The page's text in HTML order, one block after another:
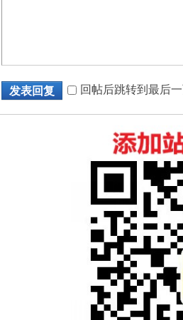
发表回复 回帖后跳转到最后